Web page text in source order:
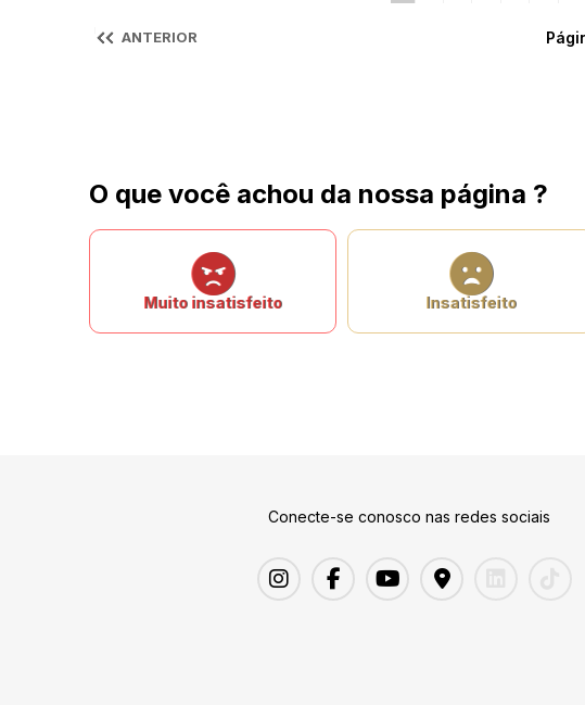
ANTERIOR
O que você achou da nossa página ?
Muito insatisfeito Insatisfeito
Conecte-se conosco nas redes sociais